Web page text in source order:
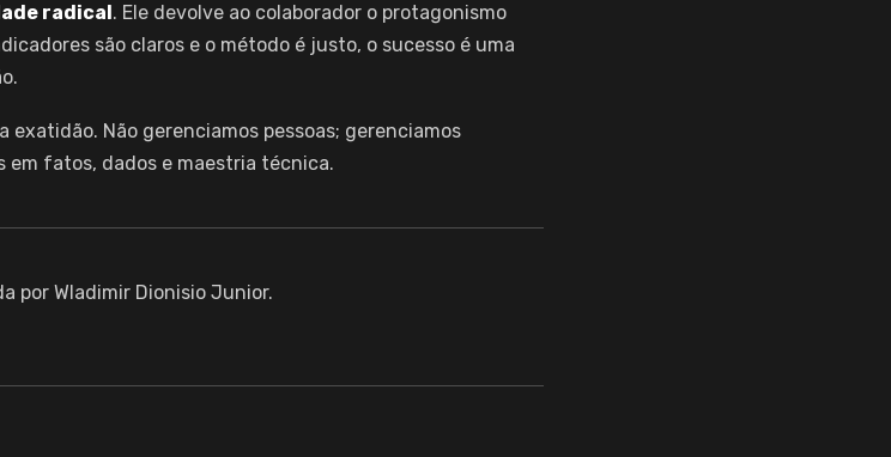
radical . Ele devolve ao colaborador o protagonismo
são claros e o método é justo, o sucesso é uma
exatidão. Não gerenciamos pessoas; gerenciamos
em fatos, dados e maestria técnica.
por Wladimir Dionisio Junior.